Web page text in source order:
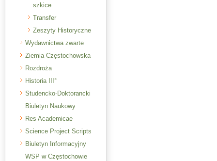
szkice
Transfer
Zeszyty Historyczne
Wydawnictwa zwarte
Ziemia Częstochowska
Rozdroża
Historia III°
Studencko-Doktorancki
Biuletyn Naukowy
Res Academicae
Science Project Scripts
Biuletyn Informacyjny
WSP w Częstochowie